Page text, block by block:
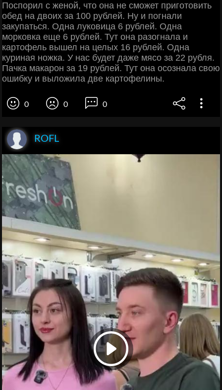
Поспорил с женой, что она не сможет приготовить
обед на двоих за 100 рублей. Ну и погнали
закупаться. Одна луковица 6 рублей. Одна
морковка еще 6 рублей. Тут она разогнала и
картофель вышел на целых 16 рублей. Одна
куриная ножка. У нас будет даже мясо за 22 рубля.
Пачка макарон за 19 рублей. Тут она осознала свою
ошибку и выложила две картофелины.
0 0 0
ROFL